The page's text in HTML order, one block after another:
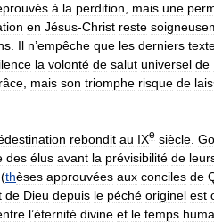
à la perdition mais une
en Jésus-Christ reste
Il n’empêche que les derniers
la volonté de salut universel de
mais son triomphe risque de
rebondit au IXe siècle
des élus avant la prévisibilité de
(thèses approuvées aux conciles de
de Dieu depuis le péché originel est
l’éternité divine et le temps